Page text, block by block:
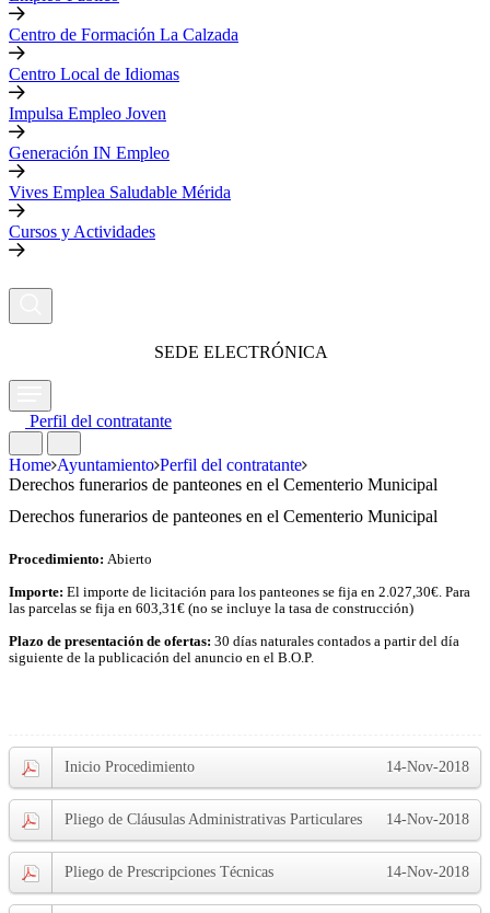
Centro de Formación La Calzada
Centro Local de Idiomas
Impulsa Empleo Joven
Generación IN Empleo
Vives Emplea Saludable Mérida
Cursos y Actividades
SEDE ELECTRÓNICA
Perfil del contratante
Home Ayuntamiento Perfil del contratante
Derechos funerarios de panteones en el Cementerio Municipal
Derechos funerarios de panteones en el Cementerio Municipal
Procedimiento: Abierto
Importe: El importe de licitación para los panteones se fija en 2.027,30€. Para
las parcelas se fija en 603,31€ (no se incluye la tasa de construcción)
Plazo de presentación de ofertas: 30 días naturales contados a partir del día
siguiente de la publicación del anuncio en el B.O.P.
14-Nov-2018
Inicio Procedimiento
14-Nov-2018
Pliego de Cláusulas Administrativas Particulares
14-Nov-2018
Pliego de Prescripciones Técnicas